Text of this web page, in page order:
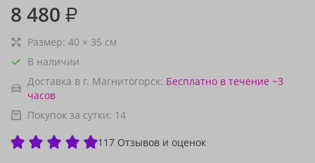
8 480 ₽
Размер: 40 × 35 см
В наличии
Доставка в г. Магнитогорск: Бесплатно в течение ~3
часов
Покупок за сутки: 14
117 Отзывов и оценок